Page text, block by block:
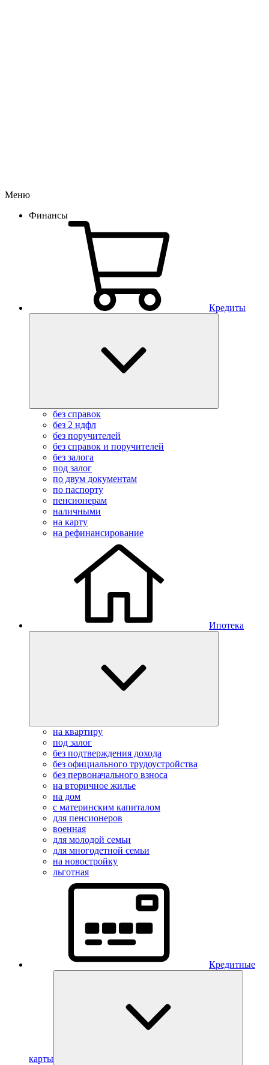
Меню
Финансы
Кредиты
без справок
без 2 ндфл
без поручителей
без справок и поручителей
без залога
под залог
по двум документам
по паспорту
пенсионерам
наличными
на карту
на рефинансирование
Ипотека
на квартиру
под залог
без подтверждения дохода
без официального трудоустройства
без первоначального взноса
на вторичное жилье
на дом
с материнским капиталом
для пенсионеров
военная
для молодой семьи
для многодетной семьи
на новостройку
льготная
Кредитные
карты